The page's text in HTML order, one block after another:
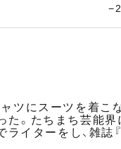
ツにスーツを着こ
。たちまち芸能界
イターをし、雑誌